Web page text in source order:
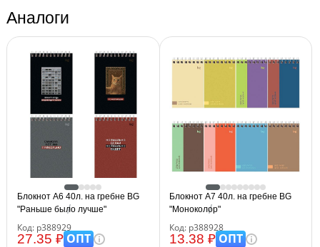
Аналоги
Блокнот А6 40л. на гребне BG
"Раньше было лучше"
Код: р388929
27.35 ₽ОПТ
Блокнот А7 40л. на гребне BG
"Моноколор"
Код: р388928
13.38 ₽ОПТ